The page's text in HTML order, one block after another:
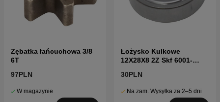
Zębatka łańcuchowa 3/8
6T
97PLN
W magazynie
Łożysko Kulkowe
12X28X8 2Z Skf 6001-
30PLN
Na zam. Wysyłka za 2–5 dni